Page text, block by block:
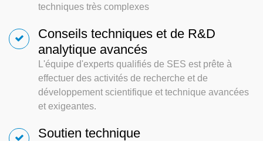
techniques très complexes
Conseils techniques et de R&D
analytique avancés
L'équipe d'experts qualifiés de SES est prête à
effectuer des activités de recherche et de
développement scientifique et technique avancées
et exigeantes.
Soutien technique